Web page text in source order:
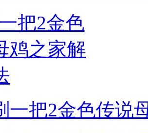
一把2金色传说